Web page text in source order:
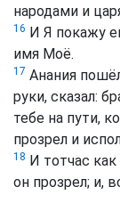
народами и
16 И Я покажу
имя Моё.
17 Анания
руки, сказал:
тебе на пути,
прозрел и
18 И тотчас
он прозрел; и,